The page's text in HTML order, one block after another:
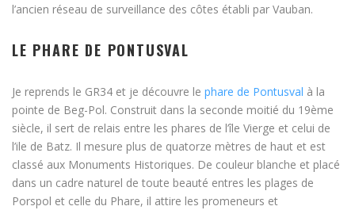
l’ancien réseau de surveillance des côtes établi par Vauban.
LE PHARE DE PONTUSVAL
Je reprends le GR34 et je découvre le phare de Pontusval à la
pointe de Beg-Pol. Construit dans la seconde moitié du 19ème
siècle, il sert de relais entre les phares de l’île Vierge et celui de
l’ile de Batz. Il mesure plus de quatorze mètres de haut et est
classé aux Monuments Historiques. De couleur blanche et placé
dans un cadre naturel de toute beauté entres les plages de
Porspol et celle du Phare, il attire les promeneurs et